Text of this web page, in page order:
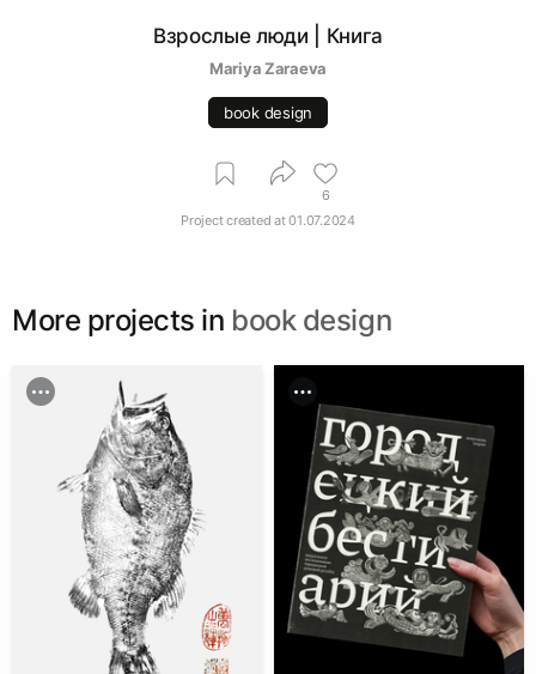
Взрослые люди | Книга
Mariya Zaraeva
book design
6
Project created at01.07.2024
More projects in book design